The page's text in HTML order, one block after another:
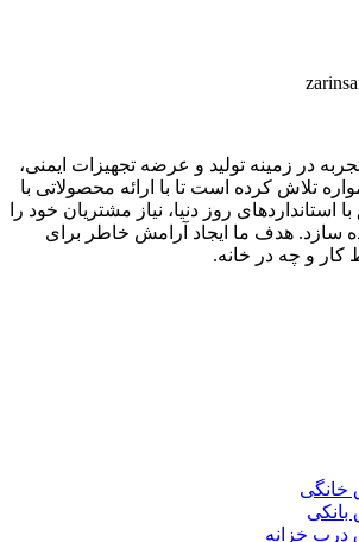
در زمینه تولید و عرضه تجهیزات ایمنی،
تلاش کرده است تا با ارائه محصولاتی با
استانداردهای روز دنیا، نیاز مشتریان خود را
سازد. هدف ما ایجاد آرامش خاطر برای
و چه در خانه.
خانگی
بانکی
درب خزانه